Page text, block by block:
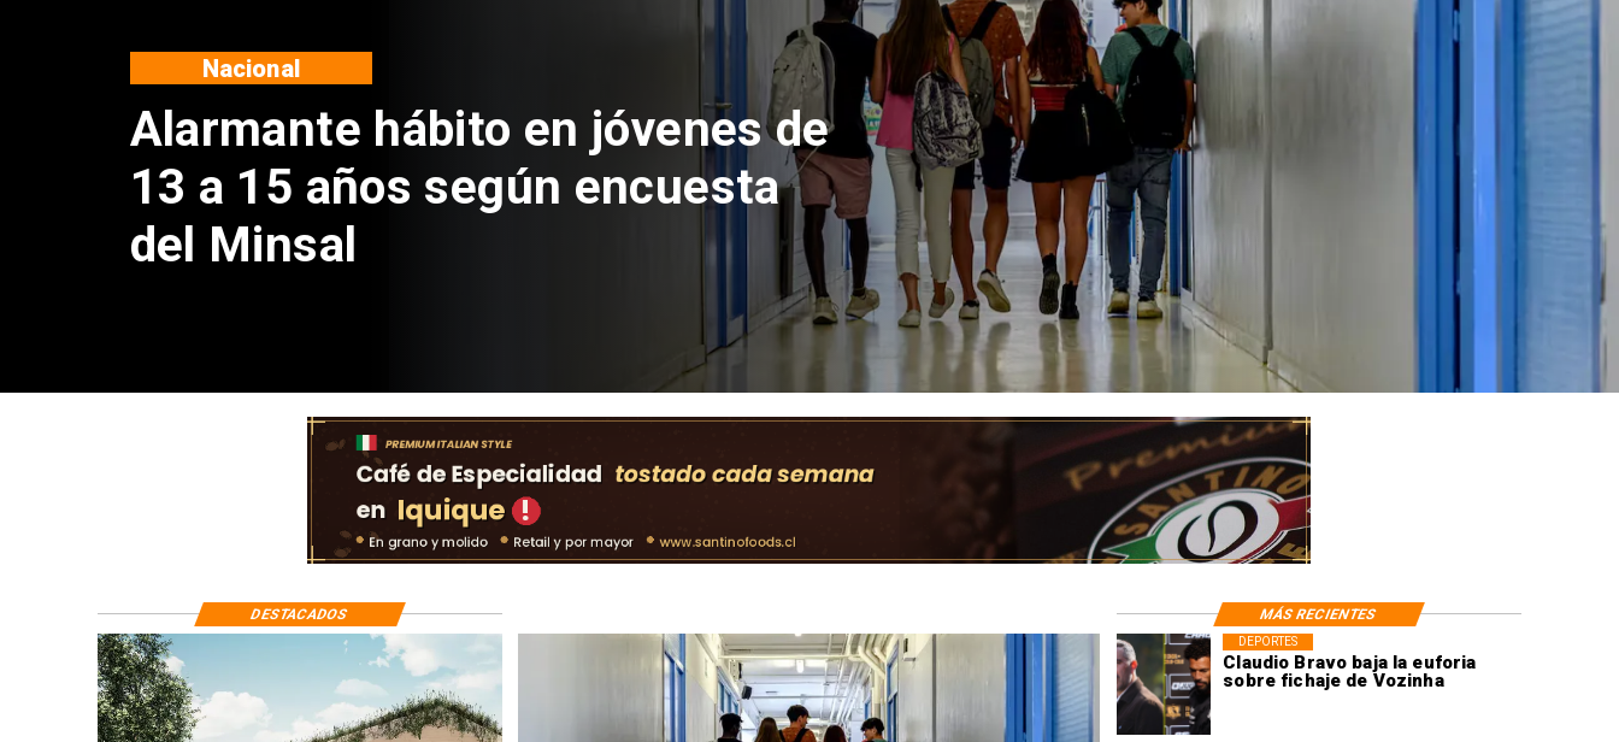
Aprueban creación del Parque
Sebastián Piñera con inversión
de $4 mil millones
Regiones
Claudio Bravo baja la euforia
sobre fichaje de Vozinha
DEPORTES
DESTACADOS MÁS RECIENTES